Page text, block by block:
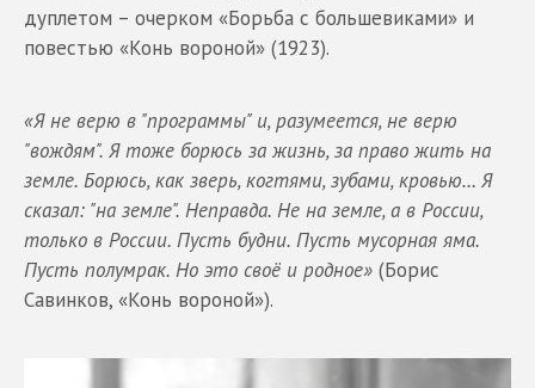
дуплетом – очерком «Борьба с большевиками» и
повестью «Конь вороной» (1923).
«Я не верю в "программы" и, разумеется, не верю
"вождям". Я тоже борюсь за жизнь, за право жить на
земле. Борюсь, как зверь, когтями, зубами, кровью… Я
сказал: "на земле". Неправда. Не на земле, а в России,
только в России. Пусть будни. Пусть мусорная яма.
Пусть полумрак. Но это своё и родное» (Борис
Савинков, «Конь вороной»).